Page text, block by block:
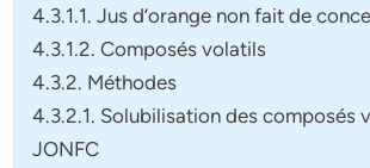
4.3.1.1. Jus d’orange non fait de
4.3.1.2. Composés volatils
4.3.2. Méthodes
4.3.2.1. Solubilisation des composés
JONFC